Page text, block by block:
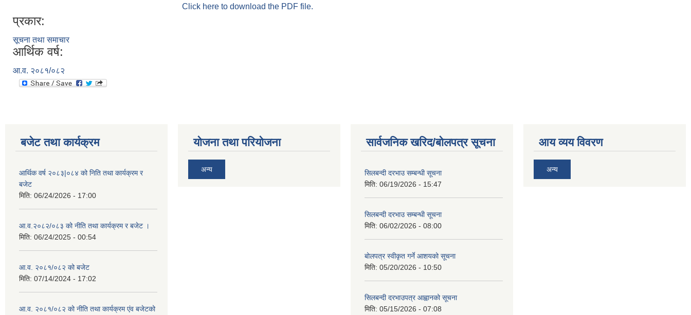
Click here to download the PDF file.
प्रकार:
सूचना तथा समाचार
आर्थिक वर्ष:
आ.व. २०८१/०८२
बजेट तथा कार्यक्रम
आर्थिक वर्ष २०८३|०८४ को निति तथा कार्यक्रम र
बजेट
मिति: 06/24/2026 - 17:00
आ.व.२०८२/०८३ को नीति तथा कार्यक्रम र बजेट ।
मिति: 06/24/2025 - 00:54
आ.व. २०८१/०८२ को बजेट
मिति: 07/14/2024 - 17:02
आ.व. २०८१/०८२ को नीति तथा कार्यक्रम एंव बजेटको
योजना तथा परियोजना
अन्य
सार्वजनिक खरिद/बोलपत्र सूचना
सिलबन्दी दरभाउ सम्बन्धी सूचना
मिति: 06/19/2026 - 15:47
सिलबन्दी दरभाउ सम्बन्धी सूचना
मिति: 06/02/2026 - 08:00
बोलपत्र स्वीकृत गर्ने आशयको सूचना
मिति: 05/20/2026 - 10:50
सिलबन्दी दरभाउपत्र आह्वानको सूचना
मिति: 05/15/2026 - 07:08
आय व्यय विवरण
अन्य